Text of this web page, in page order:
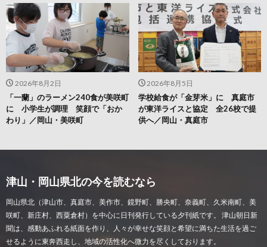
2026年8月5日
学校給食が「金芽米」に 真庭市
が東洋ライスと協定 全26校で提
供へ／岡山・真庭市
2026年8月2日
「一蘭」のラーメン240食が美咲町
に 小学生が調理 笑顔で「おか
わり」／岡山・美咲町
津山・岡山県北の今を読むなら
岡山県北（津山市、真庭市、美作市、鏡野町、勝央町、奈義町、久米南町、美
咲町、新庄村、西粟倉村）を中心に日刊発行している夕刊紙です。 津山朝日新
聞は、感動あふれる紙面を作り、人々が幸せな笑顔と希望に満ちた生活を過ご
せるように東奔西走し、地域の活性化へ微力を尽くしております。